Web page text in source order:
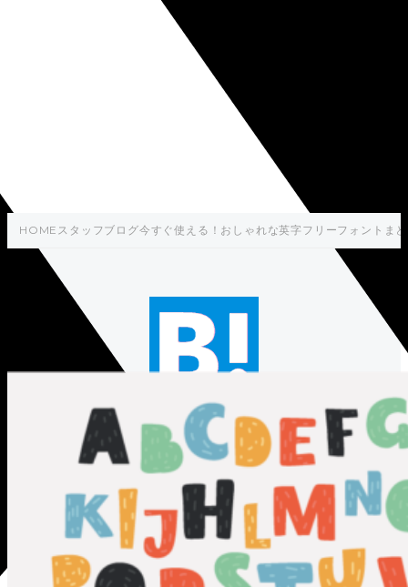
今すぐ使える！おしゃれな英
字フリーフォントまとめ
HOME スタッフブログ今すぐ使える！おしゃれな英字フリーフォントま